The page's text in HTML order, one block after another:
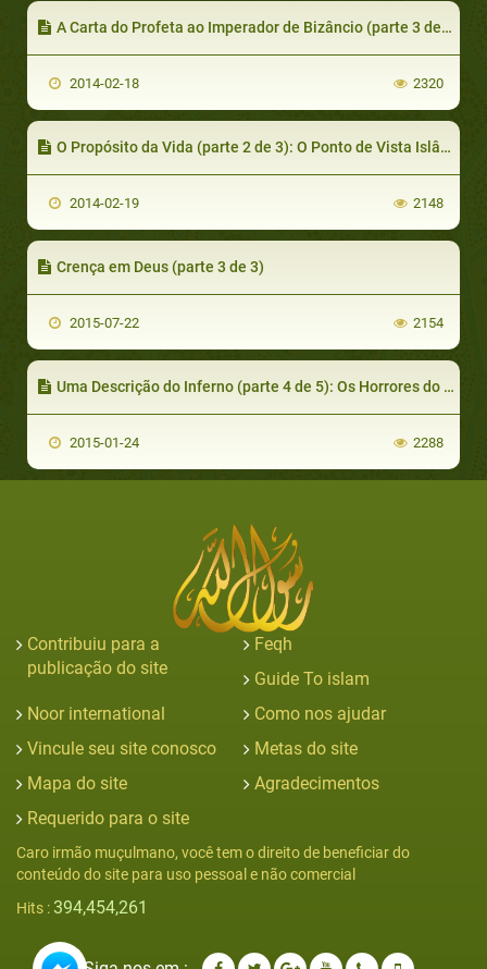
A Carta do Profeta ao Imperador de Bizâncio (parte 3 de 3): Heráclito Convida Seus Súditos
2014-02-18 2320
O Propósito da Vida (parte 2 de 3): O Ponto de Vista Islâmico
2014-02-19 2148
Crença em Deus (parte 3 de 3)
2015-07-22 2154
Uma Descrição do Inferno (parte 4 de 5): Os Horrores do Inferno I
2015-01-24 2288
Contribuiu para a
publicação do site
Feqh
Guide To islam
Noor international
Como nos ajudar
Vincule seu site conosco
Metas do site
Mapa do site
Agradecimentos
Requerido para o site
Caro irmão muçulmano, você tem o direito de beneficiar do
conteúdo do site para uso pessoal e não comercial
Hits : 394,454,261